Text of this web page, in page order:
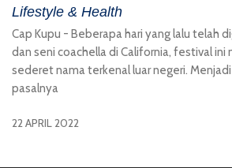
Lifestyle & Health
Cap Kupu - Beberapa hari yang lalu telah
dan seni coachella di California, festival ini
sederet nama terkenal luar negeri.
pasalnya
22 APRIL 2022